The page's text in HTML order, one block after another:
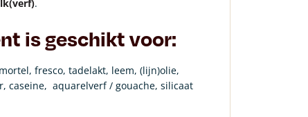
.
is geschikt voor:
fresco, tadelakt, leem, (lijn)olie,
caseine, aquarelverf / gouache, silicaat